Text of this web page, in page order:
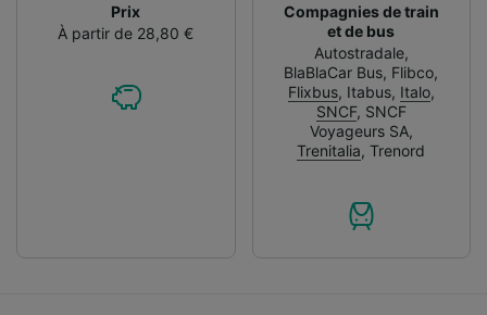
Prix
À partir de 28,80 €
Compagnies de train
et de bus
Autostradale,
BlaBlaCar Bus, Flibco,
Flixbus, Itabus, Italo,
SNCF, SNCF
Voyageurs SA,
Trenitalia,Trenord